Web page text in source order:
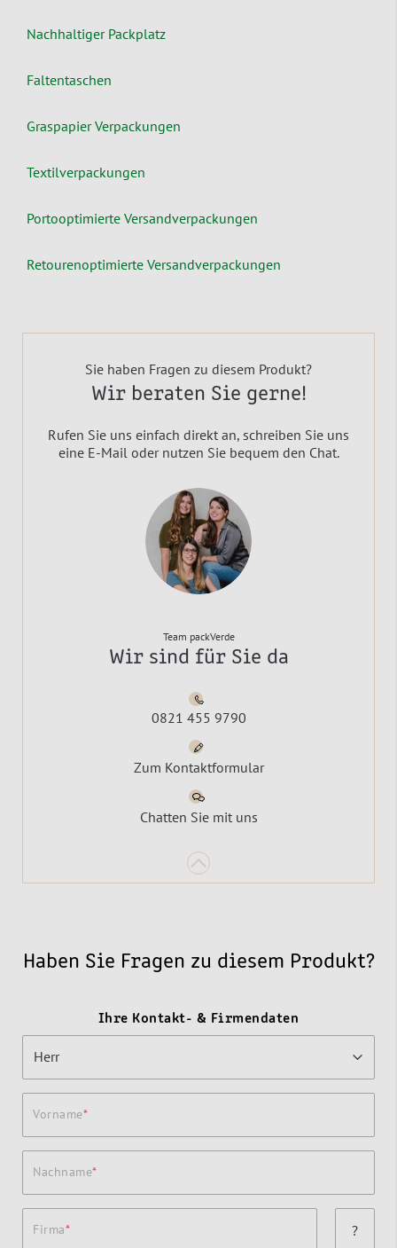
Nachhaltiger Packplatz
Faltentaschen
Graspapier Verpackungen
Textilverpackungen
Portooptimierte Versandverpackungen
Retourenoptimierte Versandverpackungen
Sie haben Fragen zu diesem Produkt?
Wir beraten Sie gerne!
Rufen Sie uns einfach direkt an, schreiben Sie uns
eine E-Mail oder nutzen Sie bequem den Chat.
Team packVerde
Wir sind für Sie da
0821 455 9790
Zum Kontaktformular
Chatten Sie mit uns
Haben Sie Fragen zu diesem Produkt?
Ihre Kontakt- & Firmendaten
Vorname
Nachname
Firma ?